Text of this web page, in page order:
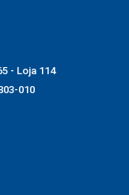
- Loja 114
010